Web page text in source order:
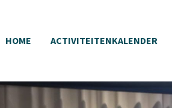
HOME ACTIVITEITENKALENDER